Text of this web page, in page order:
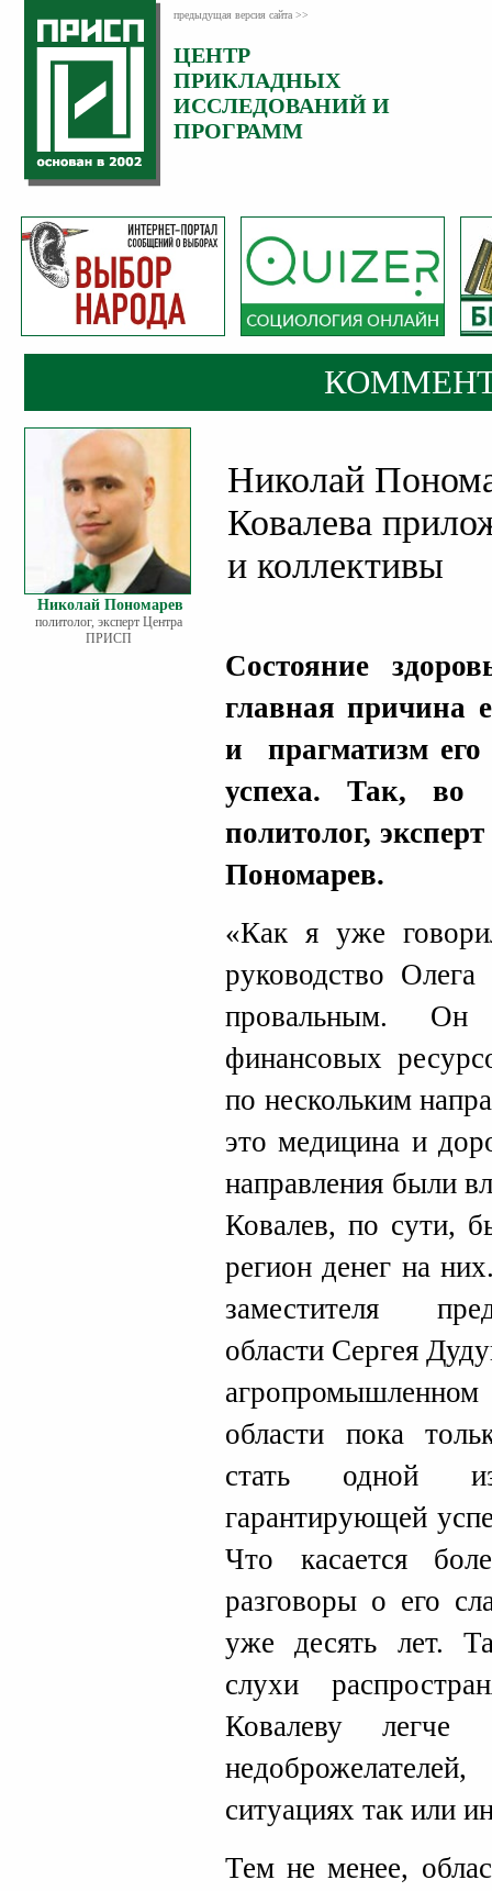
предыдущая версия сайта >>
ЦЕНТР
ПРИКЛАДНЫХ
ИССЛЕДОВАНИЙ И
ПРОГРАММ
Николай Пономарев
политолог, эксперт Центра
ПРИСП
Николай
Ковалева
и коллективы
Состояние
главная причина
и прагматизм
успеха. Так, во
политолог,
Пономарев.
«Как я уже
руководство
провальным. Он
финансовых
по нескольким
это медицина и
направления были
Ковалев, по сути,
регион денег на
заместителя
области Сергея
области пока
стать одной
гарантирующей
Что касается
разговоры о его
уже десять лет.
слухи
Ковалеву легче
ситуациях так или
Тем не менее,
Категория:
Комментарии